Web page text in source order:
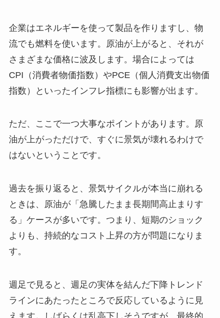
企業はエネルギーを使って製品を作りますし、物
流でも燃料を使います。原油が上がると、それが
さまざまな価格に波及します。場合によっては
CPI（消費者物価指数）やPCE（個人消費支出物価
指数）といったインフレ指標にも影響が出ます。
ただ、ここで一つ大事なポイントがあります。原
油が上がっただけで、すぐに景気が壊れるわけで
はないということです。
過去を振り返ると、景気サイクルが本当に崩れる
ときは、原油が「急騰したまま長期間高止まりす
る」ケースが多いです。つまり、短期のショック
よりも、持続的なコスト上昇の方が問題になりま
す。
週足で見ると、週足の実体を結んだ下降トレンド
ラインにあたったところで反応しているように見